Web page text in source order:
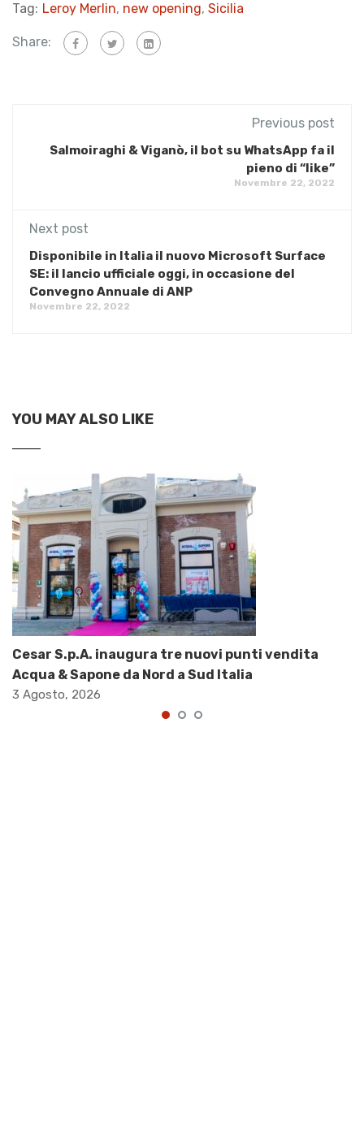
Tag: Leroy Merlin, new opening, Sicilia
Share:
Previous post
Salmoiraghi & Viganò, il bot su WhatsApp fa il
pieno di “like”
Novembre 22, 2022
Next post
Disponibile in Italia il nuovo Microsoft Surface
SE: il lancio ufficiale oggi, in occasione del
Convegno Annuale di ANP
Novembre 22, 2022
YOU MAY ALSO LIKE
Cesar S.p.A. inaugura tre nuovi punti vendita
Acqua & Sapone da Nord a Sud Italia
3 Agosto, 2026